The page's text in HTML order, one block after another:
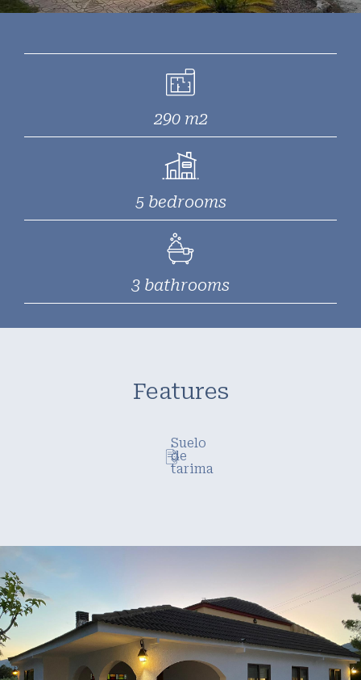
290 m2
5 bedrooms
3 bathrooms
Features
Suelo
de
tarima